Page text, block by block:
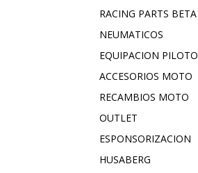
RACING PARTS BETA
NEUMATICOS
EQUIPACION PILOTO
ACCESORIOS MOTO
RECAMBIOS MOTO
OUTLET
ESPONSORIZACION
HUSABERG